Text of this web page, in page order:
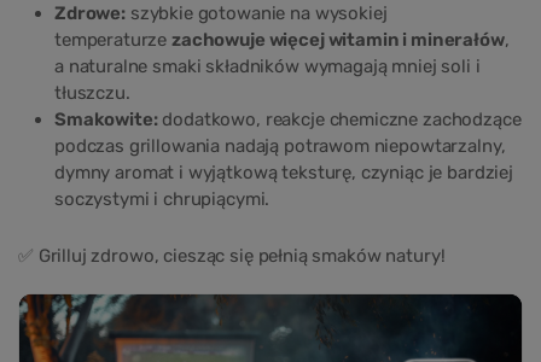
Zdrowe:szybkie gotowanie na wysokiej
temperaturzezachowuje więcej witamin i minerałów,
a naturalne smaki składników wymagają mniej soli i
tłuszczu.
Smakowite:dodatkowo, reakcje chemiczne zachodzące
podczas grillowania nadają potrawom niepowtarzalny,
dymny aromat i wyjątkową teksturę, czyniąc je bardziej
soczystymi i chrupiącymi.
✅ Grilluj zdrowo, ciesząc się pełnią smaków natury!